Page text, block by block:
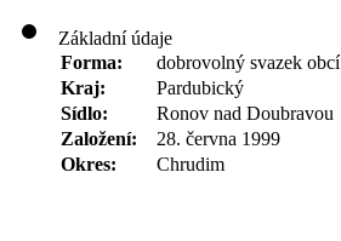
Základní údaje
Forma:
dobrovolný svazek obcí
Kraj:
Pardubický
Sídlo:
Ronov nad Doubravou
Založení:
28. června 1999
Okres:
Chrudim